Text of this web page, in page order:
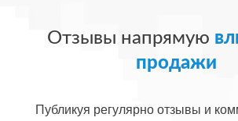
Отзывы напрямую
продажи
Публикуя регулярно отзывы и